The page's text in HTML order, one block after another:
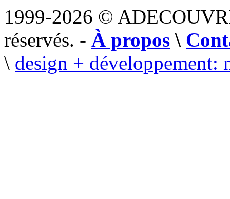
1999-2026 ©
réservés. - À propos \
\ design + développement: